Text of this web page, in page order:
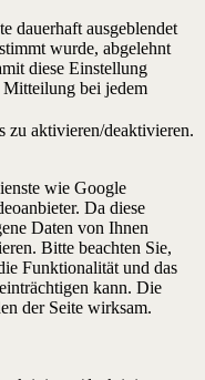
dauerhaft ausgeblendet
wurde, abgelehnt
diese Einstellung
bei jedem
aktivieren/deaktivieren.
wie Google
Da diese
Daten von Ihnen
Bitte beachten Sie,
Funktionalität und das
kann. Die
der Seite wirksam.